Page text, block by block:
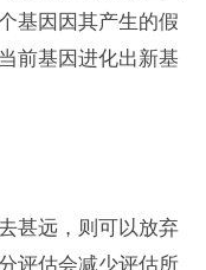
基因因其产生的假
前基因进化出新基
甚远，则可以放弃
评估会减少评估所